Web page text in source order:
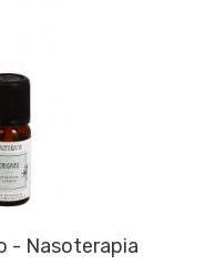
- Nasoterapia